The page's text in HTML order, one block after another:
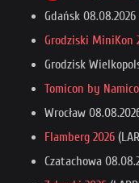
Gdańsk 08.08.2026
Grodziski MiniKon
Grodzisk
Tomicon by
Wrocław
Flamberg 2026
Czatachowa